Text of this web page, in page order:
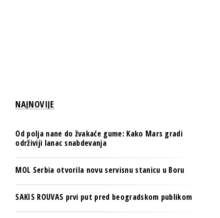
NAJNOVIJE
Od polja nane do žvakaće gume: Kako Mars gradi
održiviji lanac snabdevanja
MOL Serbia otvorila novu servisnu stanicu u Boru
SAKIS ROUVAS prvi put pred beogradskom publikom